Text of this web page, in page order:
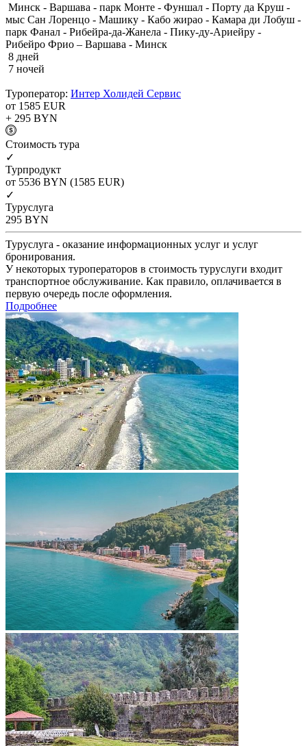
Минск - Варшава - парк Монте - Фуншал - Порту да Круш -
мыс Сан Лоренцо - Машику - Кабо жирао - Камара ди Лобуш -
парк Фанал - Рибейра-да-Жанела - Пику-ду-Ариейру -
Рибейро Фрио – Варшава - Минск
8 дней
7 ночей
Туроператор: Интер Холидей Сервис
от 1585 EUR
+ 295 BYN
Cтоимость тура
✓
Турпродукт
от 5536 BYN (1585 EUR)
✓
Туруслуга
295 BYN
Туруслуга - оказание информационных услуг и услуг
бронирования.
У некоторых туроператоров в стоимость туруслуги входит
транспортное обслуживание. Как правило, оплачивается в
первую очередь после оформления.
Подробнее